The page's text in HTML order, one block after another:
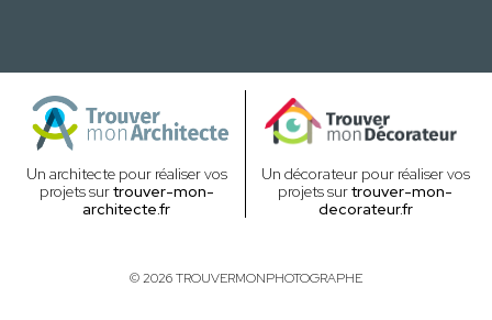
Un architecte pour réaliser vos
projets surtrouver-mon-
architecte.fr
Un décorateur pour réaliser vos
projets surtrouver-mon-
decorateur.fr
© 2026 TROUVERMONPHOTOGRAPHE